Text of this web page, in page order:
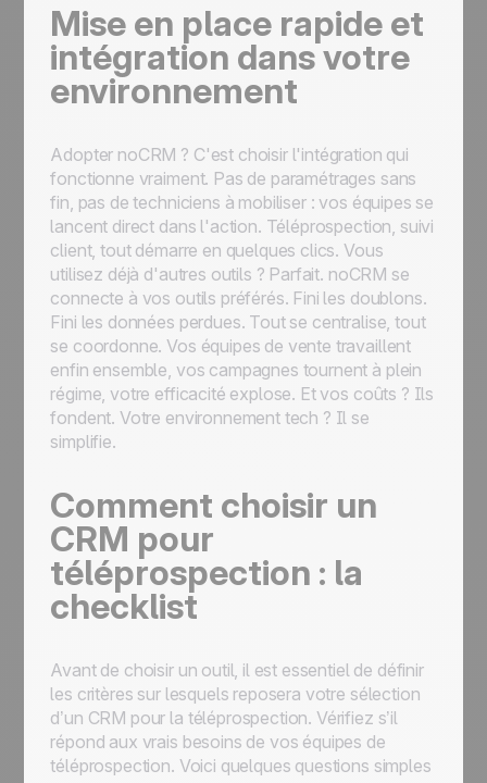
Mise en place rapide et
intégration dans votre
environnement
Adopter noCRM ? C'est choisir l'intégration qui
fonctionne vraiment. Pas de paramétrages sans
fin, pas de techniciens à mobiliser : vos équipes se
lancent direct dans l'action. Téléprospection, suivi
client, tout démarre en quelques clics. Vous
utilisez déjà d'autres outils ? Parfait. noCRM se
connecte à vos outils préférés. Fini les doublons.
Fini les données perdues. Tout se centralise, tout
se coordonne. Vos équipes de vente travaillent
enfin ensemble, vos campagnes tournent à plein
régime, votre efficacité explose. Et vos coûts ? Ils
fondent. Votre environnement tech ? Il se
simplifie.
Comment choisir un
CRM pour
téléprospection : la
checklist
Avant de choisir un outil, il est essentiel de définir
les critères sur lesquels reposera votre sélection
d’un CRM pour la téléprospection. Vérifiez s’il
répond aux vrais besoins de vos équipes de
téléprospection. Voici quelques questions simples